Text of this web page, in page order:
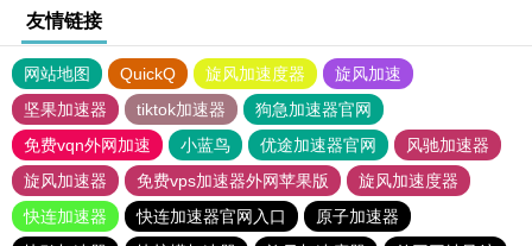
友情链接
网站地图 QuickQ 旋风加速度器
旋风加速
坚果加速器
tiktok加速器
狗急加速器官网
免费vqn外网加速
小蓝鸟 优途加速器官网
风驰加速器
旋风加速器
免费vps加速器外网苹果版
旋风加速度器
快连加速器
快连加速器官网入口
原子加速器